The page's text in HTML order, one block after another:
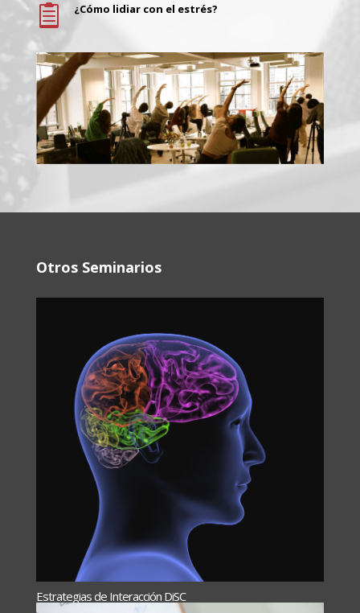
 ¿Cómo lidiar con el estrés?
Otros Seminarios
Estrategias de Interacción DiSC